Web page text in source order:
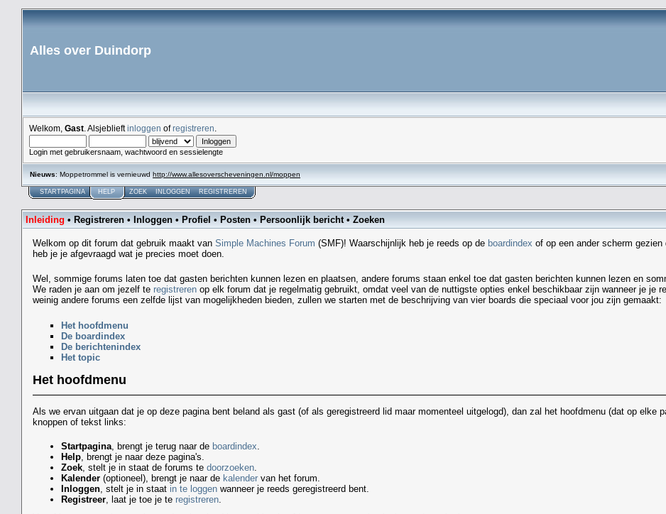
Alles over Duindorp
Welkom, Gast . Alsjeblieftinloggen ofregistreren
Login met gebruikersnaam, wachtwoord en sessielengte
Nieuws: Moppetrommel is vernieuwd http://www.allesoverscheveningen.nl/moppen
STARTPAGINA HELP ZOEK INLOGGEN REGISTREREN
Inleiding•Registreren•Inloggen•Profiel•Posten•Persoonlijk bericht•Zoeken
Welkom op dit forum dat gebruik maakt van Simple Machines Forum (SMF)! Waarschijnlijk heb je reeds op de boardindex of op een ander scherm
heb je je afgevraagd wat je precies moet doen.
Wel, sommige forums laten toe dat gasten berichten kunnen lezen en plaatsen, andere forums staan enkel toe dat gasten berichten kunnen lezen en
We raden je aan om jezelf te registrerenop elk forum dat je regelmatig gebruikt, omdat veel van de nuttigste opties enkel beschikbaar zijn wanneer je je
weinig andere forums een zelfde lijst van mogelijkheden bieden, zullen we starten met de beschrijving van vier boards die speciaal voor jou zijn gemaakt:
Het hoofdmenu
De boardindex
De berichtenindex
Het topic
Het hoofdmenu
Als we ervan uitgaan dat je op deze pagina bent beland als gast (of als geregistreerd lid maar momenteel uitgelogd), dan zal het hoofdmenu (dat op elke
knoppen of tekst links:
Startpagina, brengt je terug naar de boardindex.
Help, brengt je naar deze pagina's.
Zoek, stelt je in staat de forums te doorzoeken.
Kalender(optioneel), brengt je naar de kalendervan het forum.
Inloggen, stelt je in staat in te loggenwanneer je reeds geregistreerd bent.
Registreer, laat je toe je te registreren.